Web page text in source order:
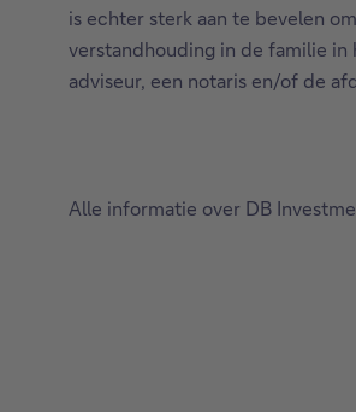
is echter sterk aan te bevelen
verstandhouding in de familie
adviseur, een notaris en/of de
Alle informatie over DB